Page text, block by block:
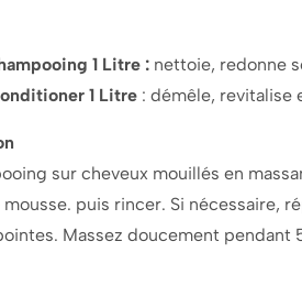
1 Litre :nettoie, redonne
1 Litre: démêle, revitalise
sur cheveux mouillés en
puis rincer. Si nécessaire,
Massez doucement pendant